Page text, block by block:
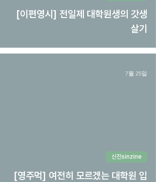
[이편영시] 전일제 대학원생의 갓생
살기
[영주먹] 여전히 모르겠는 대학원 입
신진sinzine
7월 25일